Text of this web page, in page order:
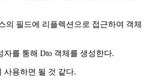
의 필드에 리플렉션으로 접근하여 객체
자를 통해 Dto 객체를 생성한다.
사용하면 될 것 같다.